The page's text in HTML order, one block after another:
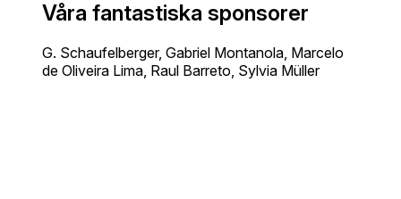
Våra fantastiska sponsorer
G. Schaufelberger, Gabriel Montanola, Marcelo
de Oliveira Lima, Raul Barreto, Sylvia Müller